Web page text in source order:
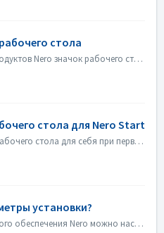
стола
Обычно при установке продуктов Nero значок рабочего стола должен быть автоматически создан на рабочем столе. Если это не происходит автоматически, можно соз...
стола для Nero Start
Nero Start создает ярлык рабочего стола для себя при первом запуске. Пожалуйста, зайдите в меню "Пуск" Windows > Nero > Nero Start, чтобы за...
установки?
При установке программного обеспечения Nero можно настроить место установки и установленные приложения. Если у вас запущена программа установки корешка,...